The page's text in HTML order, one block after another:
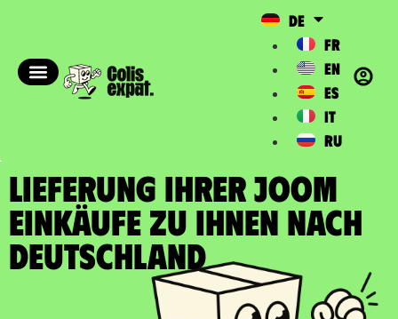
DE
FR
EN
ES
IT
RU
LIEFERUNG IHRER JOOM
EINKÄUFE zu Ihnen nach
Deutschland